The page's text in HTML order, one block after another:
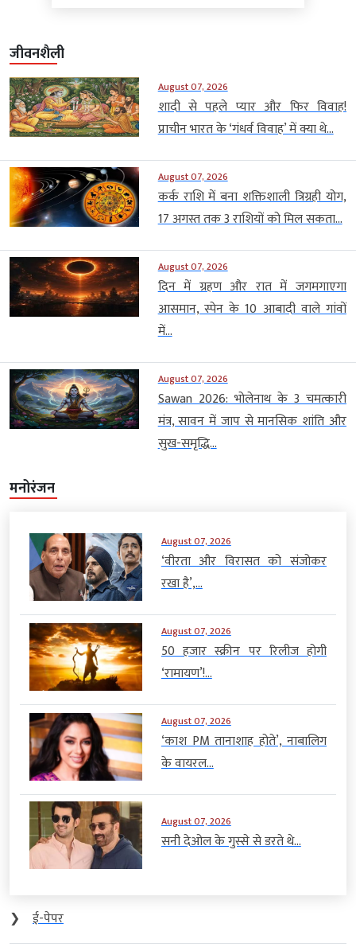
जीवनशैली
August 07, 2026
शादी से पहले प्यार और फिर विवाह!
प्राचीन भारत के ‘गंधर्व विवाह’ में क्या थे...
August 07, 2026
कर्क राशि में बना शक्तिशाली त्रिग्रही योग,
17 अगस्त तक 3 राशियों को मिल सकता...
August 07, 2026
दिन में ग्रहण और रात में जगमगाएगा
आसमान, स्पेन के 10 आबादी वाले गांवों
में...
August 07, 2026
Sawan 2026: भोलेनाथ के 3 चमत्कारी
मंत्र, सावन में जाप से मानसिक शांति और
सुख-समृद्धि...
मनोरंजन
August 07, 2026
‘वीरता और विरासत को संजोकर
रखा है’,...
August 07, 2026
50 हजार स्क्रीन पर रिलीज होगी
‘रामायण’!...
August 07, 2026
‘काश PM तानाशाह होते’, नाबालिग
के वायरल...
August 07, 2026
सनी देओल के गुस्से से डरते थे...
❯
ई-पेपर